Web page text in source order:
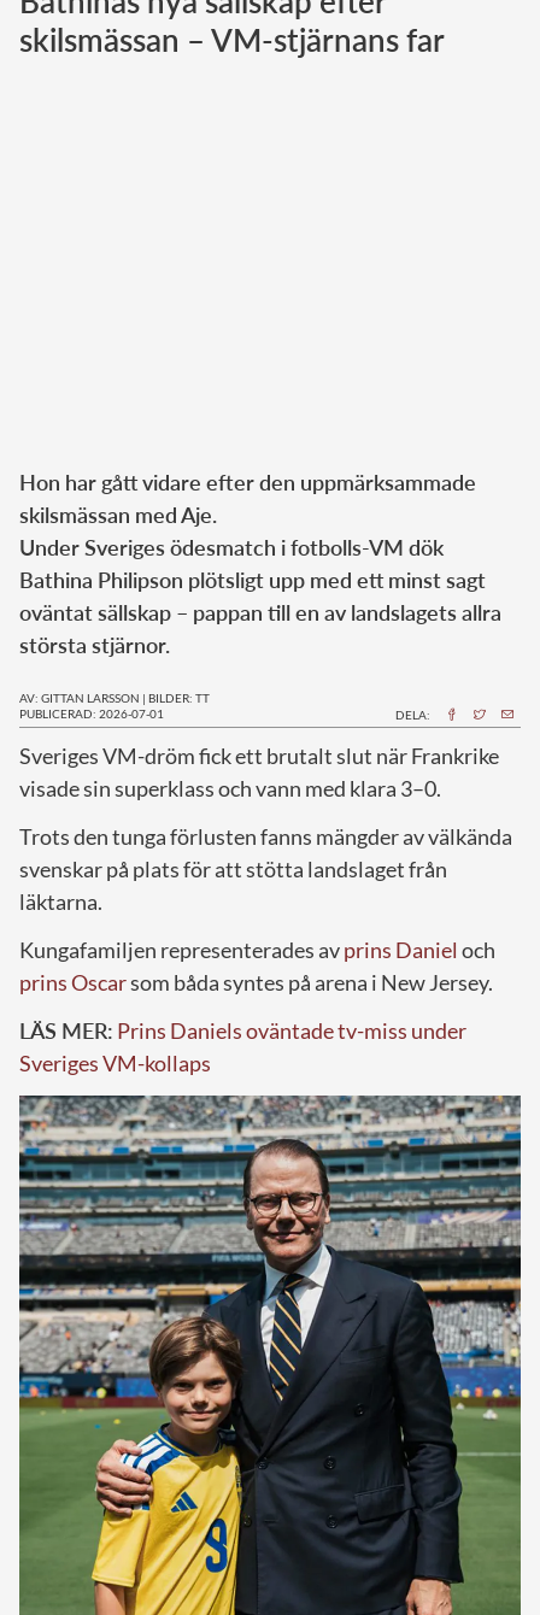
Norska kungahuset
skilsmässan – VM-stjärnans far
Hon har gått vidare efter den uppmärksammade
skilsmässan med Aje.
Under Sveriges ödesmatch i fotbolls-VM dök
Bathina Philipson plötsligt upp med ett minst sagt
oväntat sällskap – pappan till en av landslagets allra
största stjärnor.
AV: GITTAN LARSSON | BILDER: TT
PUBLICERAD: 2026-07-01
DELA:
Sveriges VM-dröm fick ett brutalt slut när Frankrike
visade sin superklass och vann med klara 3–0.
Trots den tunga förlusten fanns mängder av välkända
svenskar på plats för att stötta landslaget från
läktarna.
Kungafamiljen representerades avprins Daniel och
prins Oscarsom båda syntes på arena i New Jersey.
LÄS MER: Prins Daniels oväntade tv-miss under
Sveriges VM-kollaps